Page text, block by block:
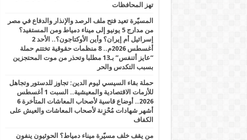
تهز المحافظات
المسيّرة تعيد فتح ملف الرصد والإنذار والدفاع في مصر
من مدارج 5 يونيو إلى ميناء دمياط ومن المستفيد؟
إسرائيل أم إيران؟ وأين الأوكتاجون؟.. الأحد 2
أغسطس 2026م.. 8 منظمات حقوقية تختتم حملة
“عايز أتنفس” بـ13 مطلبا وتحذر من موت المحتجزين
بسبب التكدس والحر
حملة بقاء السيسي ليوم الدين: تجاوز للدستور وتجاهل
للأزمات الاقتصادية والمعيشية.. السبت 1 أغسطس
2026.. أوضاع قاسية لأصحاب المعاشات المتأخرة 6
أشهر شهادات مُحْزِنة لأصحاب المعاشات والعيش على
الكفاف
من يقف خلف مسيّرة ميناء دمياط؟ الحوثيون ينفون